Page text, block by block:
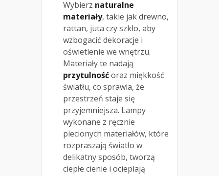
Wybierz naturalne
materiały, takie jak drewno,
rattan, juta czy szkło, aby
wzbogacić dekoracje i
oświetlenie we wnętrzu.
Materiały te nadają
przytulnośćoraz miękkość
światłu, co sprawia, że
przestrzeń staje się
przyjemniejsza. Lampy
wykonane z ręcznie
plecionych materiałów, które
rozpraszają światło w
delikatny sposób, tworzą
ciepłe cienie i ocieplają